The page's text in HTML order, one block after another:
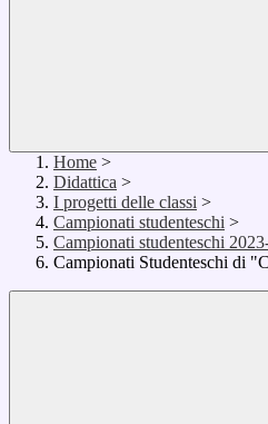
Home >
Didattica >
I progetti delle classi >
Campionati studenteschi >
Campionati studenteschi
Campionati Studenteschi di